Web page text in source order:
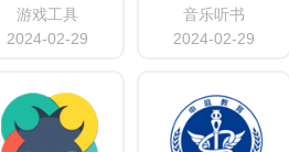
游戏工具
2024-02-29
音乐听书
2024-02-29